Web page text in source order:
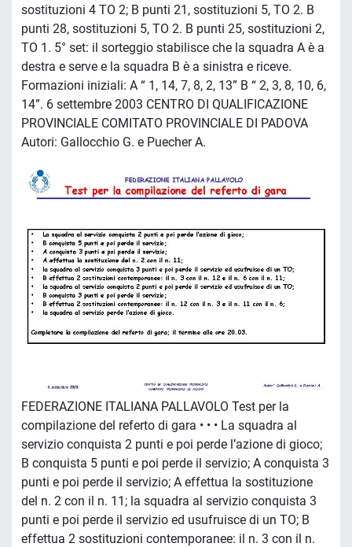
sostituzioni 4 TO 2; B punti 21, sostituzioni 5, TO 2. B
punti 28, sostituzioni 5, TO 2. B punti 25, sostituzioni 2,
TO 1. 5° set: il sorteggio stabilisce che la squadra A è a
destra e serve e la squadra B è a sinistra e riceve.
Formazioni iniziali: A “ 1, 14, 7, 8, 2, 13” B “ 2, 3, 8, 10, 6,
14”. 6 settembre 2003 CENTRO DI QUALIFICAZIONE
PROVINCIALE COMITATO PROVINCIALE DI PADOVA
Autori: Gallocchio G. e Puecher A.
FEDERAZIONE ITALIANA PALLAVOLO Test per la
compilazione del referto di gara • • • La squadra al
servizio conquista 2 punti e poi perde l’azione di gioco;
B conquista 5 punti e poi perde il servizio; A conquista 3
punti e poi perde il servizio; A effettua la sostituzione
del n. 2 con il n. 11; la squadra al servizio conquista 3
punti e poi perde il servizio ed usufruisce di un TO; B
effettua 2 sostituzioni contemporanee: il n. 3 con il n.